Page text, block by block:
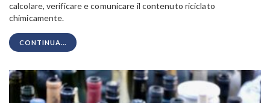
calcolare, verificare e comunicare il contenuto riciclato
chimicamente.
CONTINUA...